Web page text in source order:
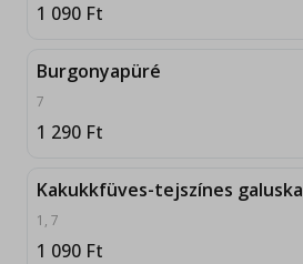
1 090 Ft
Burgonyapüré
7
1 290 Ft
Kakukkfüves-tejszínes galuska
1, 7
1 090 Ft